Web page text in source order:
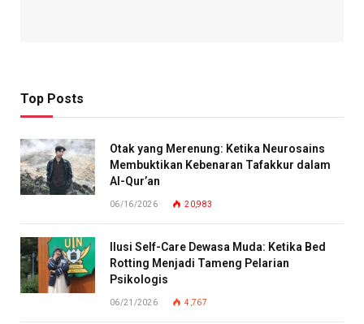
Top Posts
Otak yang Merenung: Ketika Neurosains
Membuktikan Kebenaran Tafakkur dalam
Al-Qur’an
06/16/2026 20,983
Ilusi Self-Care Dewasa Muda: Ketika Bed
Rotting Menjadi Tameng Pelarian
Psikologis
06/21/2026 4,767